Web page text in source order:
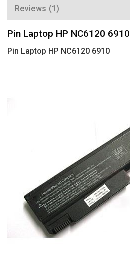
Reviews (1)
Pin Laptop HP NC6120 6910
Pin Laptop HP NC6120 6910